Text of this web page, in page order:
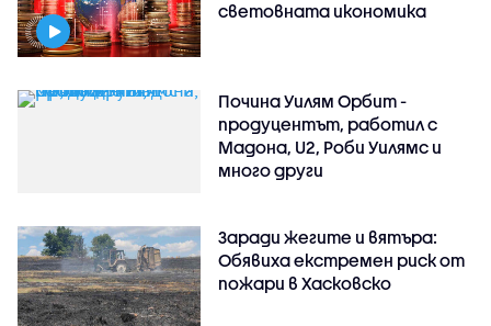
световната икономика
Почина Уилям Орбит -
продуцентът, работил с
Мадона, U2, Роби Уилямс и
много други
Заради жегите и вятъра:
Обявиха екстремен риск от
пожари в Хасковско